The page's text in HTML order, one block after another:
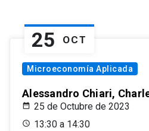
25 OCT
Microeconomía Aplicada
Alessandro Chiari,
25 de Octubre de 2023
13:30 a 14:30